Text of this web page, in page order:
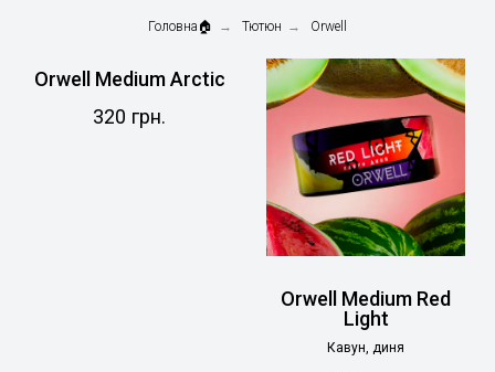
Головна🏠 → Тютюн → Orwell
Orwell Medium Arctic
320 грн.
Orwell Medium Red
Light
Кавун, диня